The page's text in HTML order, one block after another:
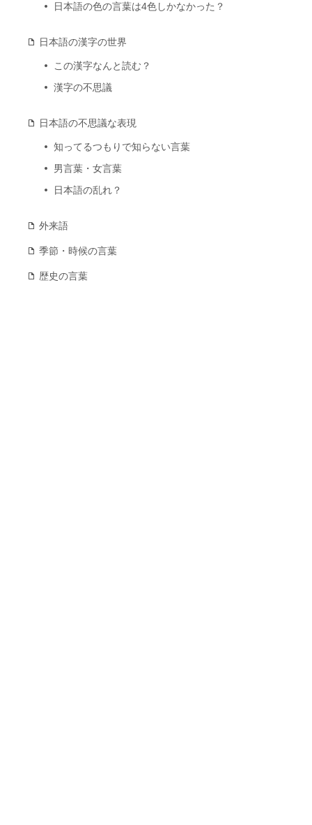
日本語の色の言葉は4色しかなかった？
日本語の漢字の世界
この漢字なんと読む？
漢字の不思議
日本語の不思議な表現
知ってるつもりで知らない言葉
男言葉・女言葉
日本語の乱れ？
外来語
季節・時候の言葉
歴史の言葉